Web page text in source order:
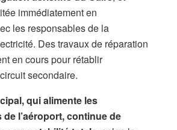
immédiatement en
les responsables de la
Des travaux de réparation
en cours pour rétablir
secondaire.
qui alimente les
l’aéroport, continue de